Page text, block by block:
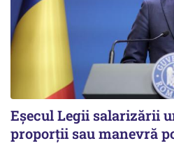
Eșecul Legii salarizării
proporții sau manevră